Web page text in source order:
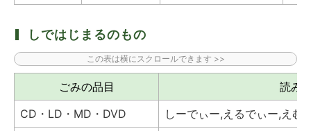
しではじまるのもの
ごみの品目
読み
CD・LD・MD・DVD
しーでぃー,えるでぃー,えむ